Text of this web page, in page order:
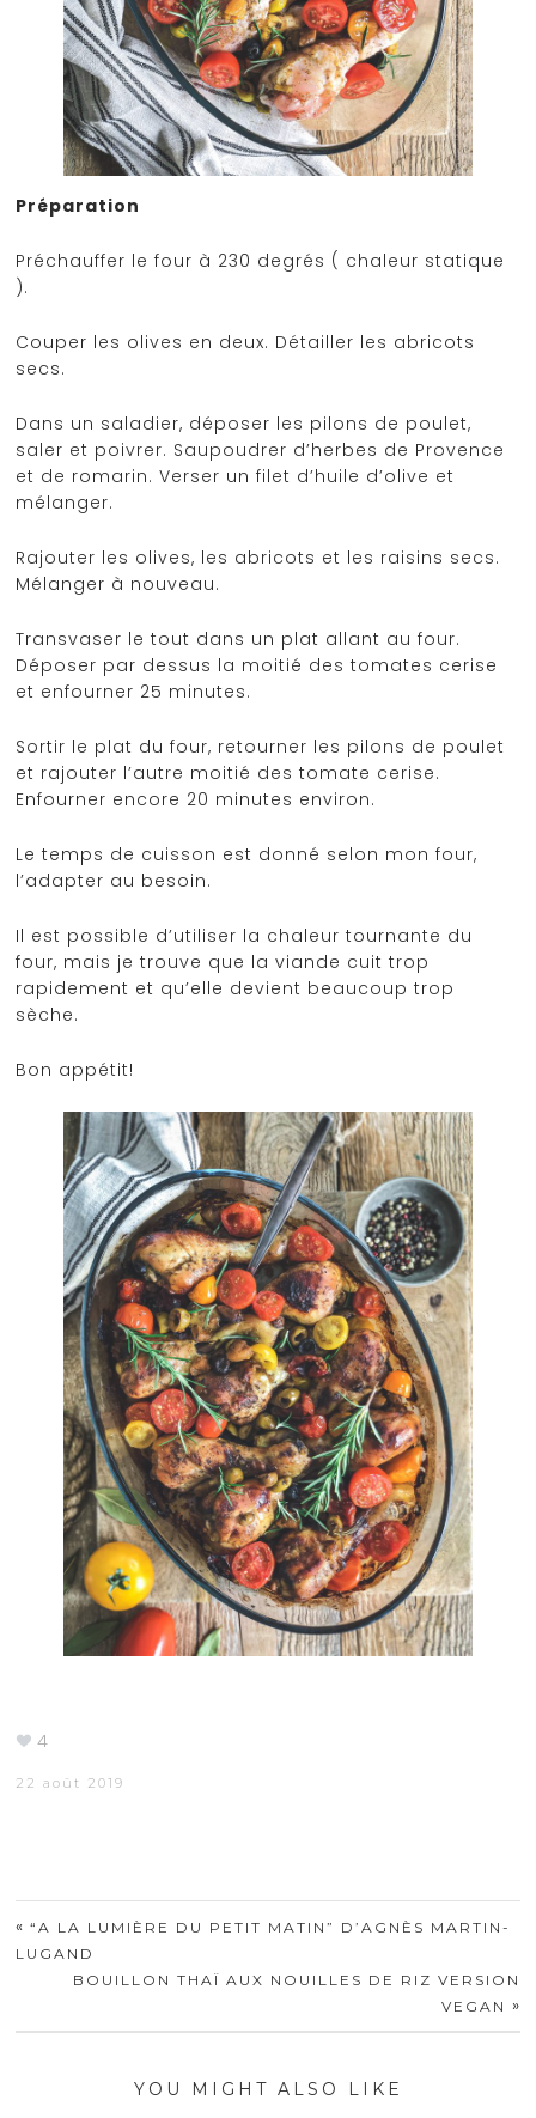
Préparation
Préchauffer le four à 230 degrés ( chaleur statique
).
Couper les olives en deux. Détailler les abricots
secs.
Dans un saladier, déposer les pilons de poulet,
saler et poivrer. Saupoudrer d’herbes de Provence
et de romarin. Verser un filet d’huile d’olive et
mélanger.
Rajouter les olives, les abricots et les raisins secs.
Mélanger à nouveau.
Transvaser le tout dans un plat allant au four.
Déposer par dessus la moitié des tomates cerise
et enfourner 25 minutes.
Sortir le plat du four, retourner les pilons de poulet
et rajouter l’autre moitié des tomate cerise.
Enfourner encore 20 minutes environ.
Le temps de cuisson est donné selon mon four,
l’adapter au besoin.
Il est possible d’utiliser la chaleur tournante du
four, mais je trouve que la viande cuit trop
rapidement et qu’elle devient beaucoup trop
sèche.
Bon appétit!
4
22 août 2019
«“A LA LUMIÈRE DU PETIT MATIN” D’AGNÈS MARTIN-
LUGAND
BOUILLON THAÏ AUX NOUILLES DE RIZ VERSION
VEGAN »
YOU MIGHT ALSO LIKE